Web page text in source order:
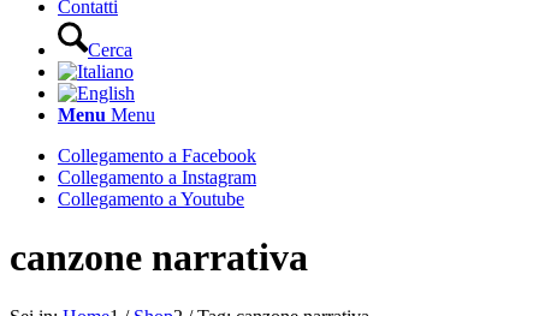
Contatti
Cerca
Menu Menu
Collegamento a Facebook
Collegamento a Instagram
Collegamento a Youtube
canzone narrativa